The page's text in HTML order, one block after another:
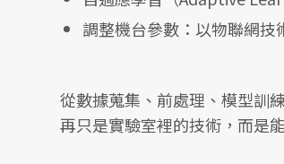
調整機台參數：以物聯網技
從數據蒐集、前處理、模型訓
再只是實驗室裡的技術，而是